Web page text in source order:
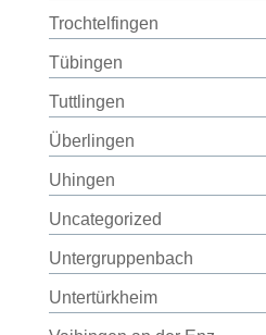
Trochtelfingen
Tübingen
Tuttlingen
Überlingen
Uhingen
Uncategorized
Untergruppenbach
Untertürkheim